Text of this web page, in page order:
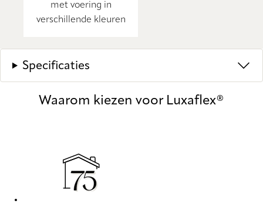
met voering in
verschillende kleuren
Specificaties
Waarom kiezen voor Luxaflex®